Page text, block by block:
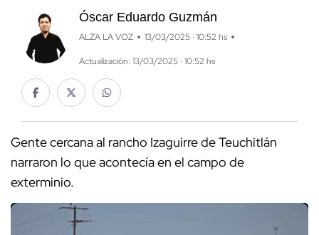
Óscar Eduardo Guzmán
ALZA LA VOZ 13/03/2025 · 10:52 hs
Actualización: 13/03/2025 · 10:52 hs
Gente cercana al rancho Izaguirre de Teuchitlán
narraron lo que acontecía en el campo de
exterminio.